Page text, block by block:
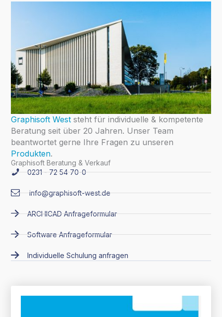
Graphisoft Weststeht für individuelle & kompetente
Beratung seit über 20 Jahren. Unser Team
beantwortet gerne Ihre Fragen zu unseren
Produkten.
Graphisoft Beratung & Verkauf
0231 - 72 54 70-0
info@graphisoft-west.de
ARCHICAD Anfrageformular
Software Anfrageformular
Individuelle Schulung anfragen